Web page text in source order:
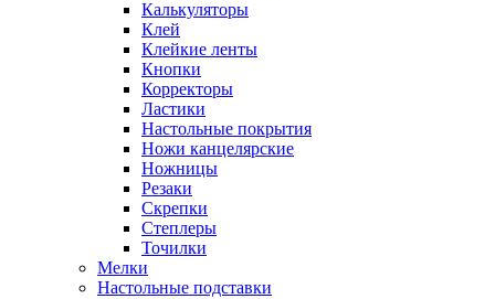
Калькуляторы
Клей
Клейкие ленты
Кнопки
Корректоры
Ластики
Настольные покрытия
Ножи канцелярские
Ножницы
Резаки
Скрепки
Степлеры
Точилки
Мелки
Настольные подставки